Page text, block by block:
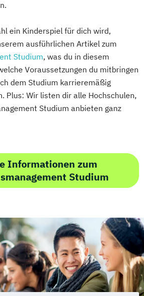
ein Kinderspiel für dich wird,
ausführlichen Artikel zum
Studium, was du in diesem
Voraussetzungen du mitbringen
dem Studium karrieremäßig
Plus: Wir listen dir alle Hochschulen,
Studium anbieten ganz
Informationen zum
Studium